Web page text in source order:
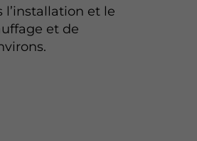
l’installation et le
et de